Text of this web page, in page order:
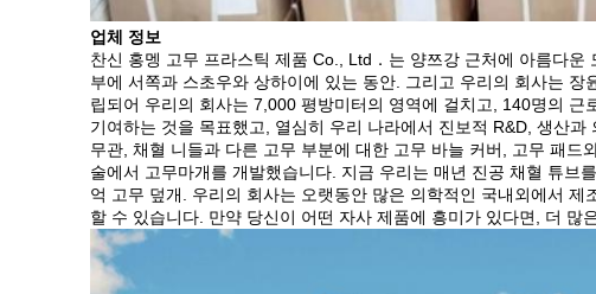
업체 정보
찬신 홍멩 고무 프라스틱 제품 Co., Ltd．는 양쯔강 근처에 아름다
부에 서쪽과 스초우와 상하이에 있는 동안. 그리고 우리의 회사는
립되어 우리의 회사는 7,000 평방미터의 영역에 걸치고, 140명의
기여하는 것을 목표했고, 열심히 우리 나라에서 진보적 R&D, 생산
무관, 채혈 니들과 다른 고무 부분에 대한 고무 바늘 커버, 고무 패
술에서 고무마개를 개발했습니다. 지금 우리는 매년 진공 채혈 튜
억 고무 덮개. 우리의 회사는 오랫동안 많은 의학적인 국내외에서
할 수 있습니다. 만약 당신이 어떤 자사 제품에 흥미가 있다면, 더 많